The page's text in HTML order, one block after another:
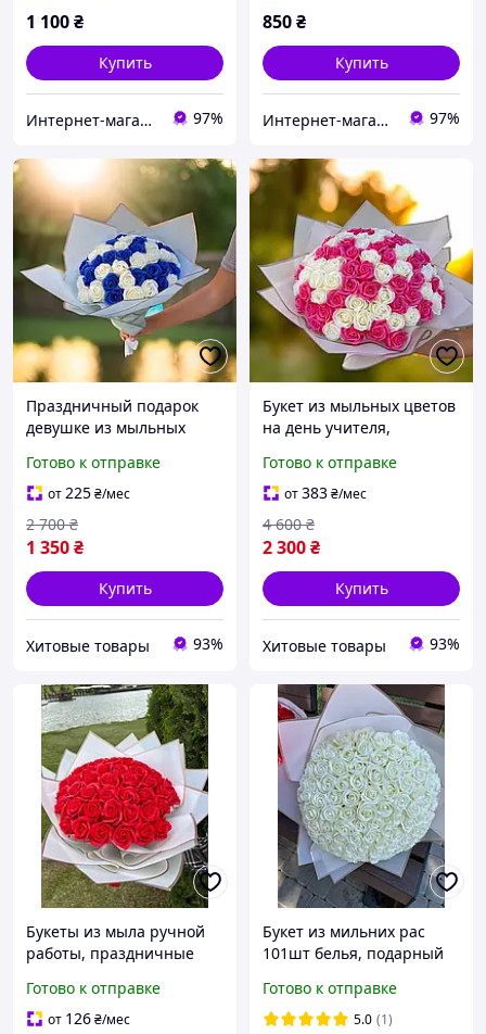
1 100₴
Купить
Интернет-магазин "Happy-land" 97%
850₴
Купить
Интернет-магазин "Happy-land" 97%
Праздничный подарок
девушке из мыльных
розочки, подарок
любимой на день рож|
ХІТОВИЙ
Готово к отправке
от225₴/мес
1 350₴
2 700 ₴
Купить
Хитовые товары 93%
Букет из мыльных цветов
на день учителя,
на праздник, подарок
девушке на день рож|
ХІТОВИЙ
Готово к отправке
от383₴/мес
2 300₴
4 600 ₴
Купить
Хитовые товары 93%
Букеты из мыла ручной
работы, праздничные
цветов, мыльные розы,
красный
Готово к отправке
от 126₴/мес
Букет из мильних рас
101шт белья, подарный
подарок Очень красивый
букет который не увядает
Готово к отправке
5.0 (1)